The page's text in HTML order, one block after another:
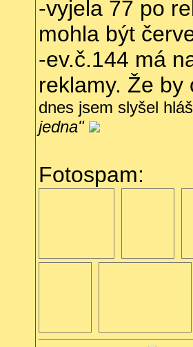
-vyjela 77 po
mohla být
-ev.č.144 má
reklamy. Že by
dnes jsem slyšel
jedna"
Fotospam: